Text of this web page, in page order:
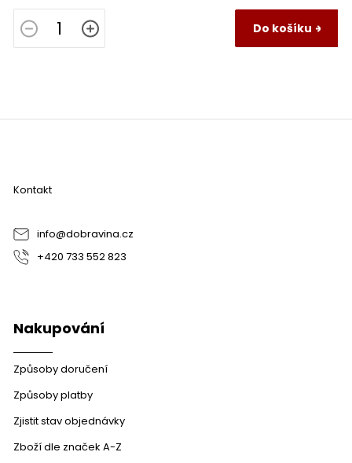
Do košíku
Z
Kontakt
info@dobravina.cz
+420 733 552 823
Nakupování
Způsoby doručení
Způsoby platby
Zjistit stav objednávky
Zboží dle značek A-Z